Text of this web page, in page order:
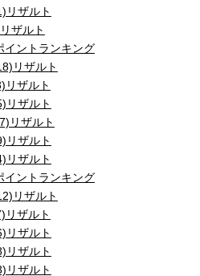
リザルト
ザルト
イントランキング
リザルト
リザルト
リザルト
リザルト
リザルト
リザルト
イントランキング
リザルト
リザルト
リザルト
リザルト
リザルト